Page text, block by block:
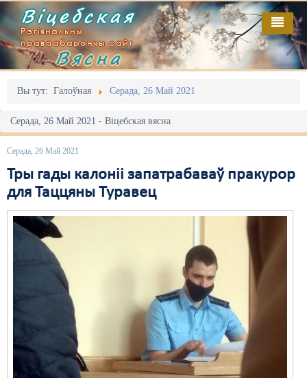
Віцебская
Рэгіянальны
праваабарончы сайт
Вясна
Вы тут: Галоўная Серада, 26 Май 2021
Серада, 26 Май 2021 - Віцебская вясна
Серада, 26 Май 2021
Тры гады калоніі запатрабаваў пракурор
для Таццяны Туравец
Галоўная
Адміністрацыйны перасьлед
Акцыі
Выбары
Грамадзянскія ініцыятывы
Дзяржава
Дыскрымінацыя
Затрыманьні
Карная псыхіятрыя
КПЧ ААН
Культурныя правы
Выданьні
Відэа
Пра нас
RSS